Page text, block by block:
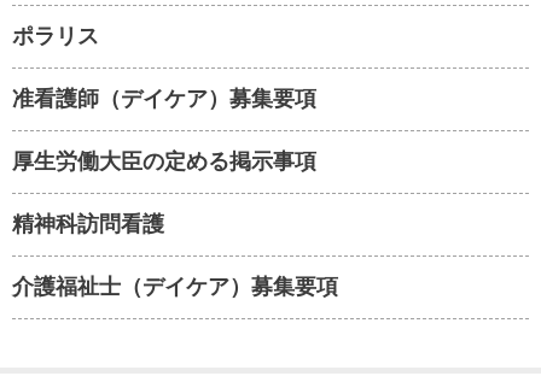
ポラリス
准看護師（デイケア）募集要項
厚生労働大臣の定める掲示事項
精神科訪問看護
介護福祉士（デイケア）募集要項